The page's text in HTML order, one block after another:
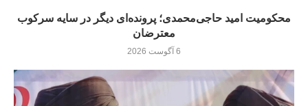
محکومیت امید حاجی‌محمدی؛ پرونده‌ای دیگر در سایه سرکوب
معترضان
6 آگوست 2026